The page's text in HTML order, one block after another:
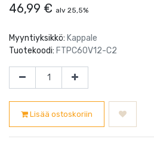
46,99 € alv 25,5%
Myyntiyksikkö: Kappale
Tuotekoodi: FTPC60V12-C2
Lisää ostoskoriin